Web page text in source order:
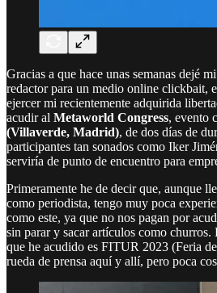
Gracias a que hace unas semanas dejé
redactor para un medio online clickbait,
ejercer mi recientemente adquirida
acudir al Metaworld Congress, evento
(Villaverde, Madrid), de dos días de
participantes tan sonados como Iker
serviría de punto de encuentro para
Primeramente he de decir que, aunque
como periodista, tengo muy poca
como este, ya que no nos pagan por
sin parar y sacar artículos como churros.
que he acudido es FITUR 2023 (Feria
rueda de prensa aquí y allí, pero poca